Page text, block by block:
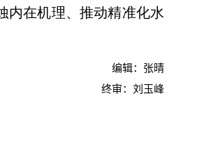
内在机理、推动精准化水
编辑：张晴
终审：刘玉峰